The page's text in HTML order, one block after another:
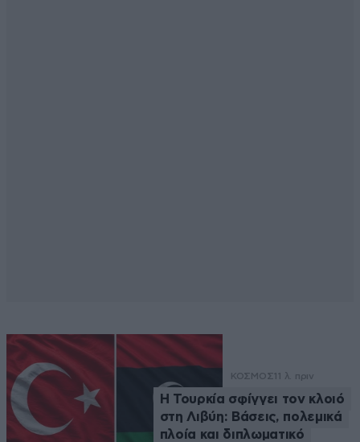
ΚΟΣΜΟΣ 11 λ. πριν
Η Τουρκία σφίγγει τον κλοιό
στη Λιβύη: Βάσεις, πολεμικά
πλοία και διπλωματικό